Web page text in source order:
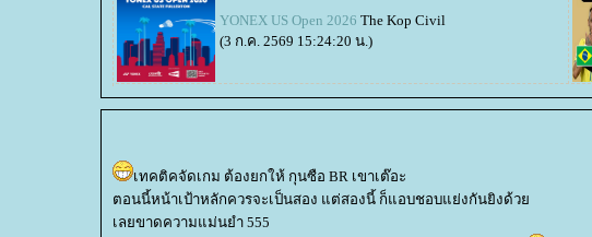
YONEX US Open 2026 The Kop Civil
(3 ก.ค. 2569 15:24:20 น.)
เทคติคจัดเกม ต้องยกให้ กุนซือ BR เขาเต๊อะ
ตอนนี้หน้าเป้าหลักควรจะเป็นสอง แต่สองนี้ ก็แอบชอบแย่งกันยิงด้ว
เลยขาดความแม่นยำ 555